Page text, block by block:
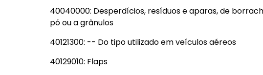
40040000: Desperdícios, resíduos e aparas, de
pó ou a grânulos
40121300: -- Do tipo utilizado em veículos aéreos
40129010: Flaps